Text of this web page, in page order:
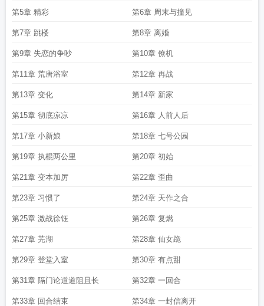
第5章 精彩 第6章 周末与撞见
第7章 跳楼 第8章 离婚
第9章 失恋的争吵 第10章 僚机
第11章 荒唐浴室 第12章 再战
第13章 变化 第14章 新家
第15章 彻底凉凉 第16章 人前人后
第17章 小新娘 第18章 七号公园
第19章 执棍两公里 第20章 初始
第21章 变本加厉 第22章 歪曲
第23章 习惯了 第24章 天作之合
第25章 激战徐钰 第26章 复燃
第27章 芜湖 第28章 仙女跪
第29章 登堂入室 第30章 有点甜
第31章 隔门论道道阻且长 第32章 一回合
第33章 回合结束 第34章 一封信离开